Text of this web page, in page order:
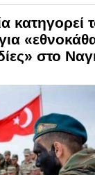
κατηγορεί
στο